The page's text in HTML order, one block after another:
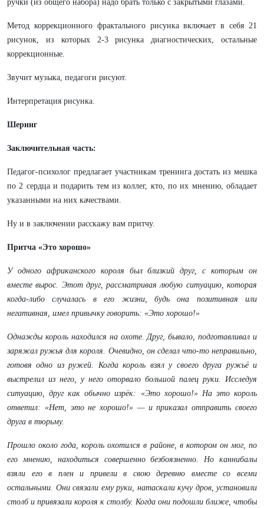
ручки (из общего набора) надо брать только с закрытыми глазами.
Метод коррекционного фрактального рисунка включает в себя 21
рисунок, из которых 2-3 рисунка диагностических, остальные
коррекционные.
Звучит музыка, педагоги рисуют.
Интерпретация рисунка.
Шеринг
Заключительная часть:
Педагог-психолог предлагает участникам тренинга достать из мешка
по 2 сердца и подарить тем из коллег, кто, по их мнению, обладает
указанными на них качествами.
Ну и в заключении расскажу вам притчу.
Притча «Это хорошо»
У одного африканского короля был близкий друг, с которым он
вместе вырос. Этот друг, рассматривая любую ситуацию, которая
когда-либо случалась в его жизни, будь она позитивная или
негативная, имел привычку говорить: «Это хорошо!»
Однажды король находился на охоте. Друг, бывало, подготавливал и
заряжал ружья для короля. Очевидно, он сделал что-то неправильно,
готовя одно из ружей. Когда король взял у своего друга ружьё и
выстрелил из него, у него оторвало большой палец руки. Исследуя
ситуацию, друг как обычно изрёк: «Это хорошо!» На это король
ответил: «Нет, это не хорошо!» — и приказал отправить своего
друга в тюрьму.
Прошло около года, король охотился в районе, в котором он мог, по
его мнению, находиться совершенно безбоязненно. Но каннибалы
взяли его в плен и привели в свою деревню вместе со всеми
остальными. Они связали ему руки, натаскали кучу дров, установили
столб и привязали короля к столбу. Когда они подошли ближе, чтобы